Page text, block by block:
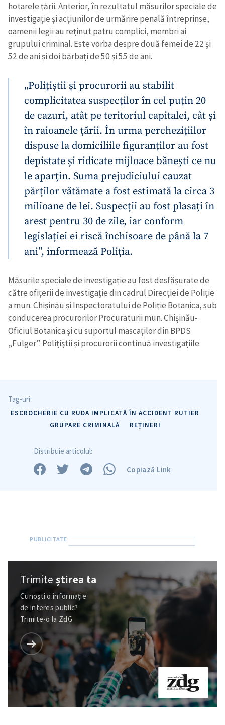
Trimite o informație
Despre ZdG
in English
на русском
hotarele țării. Anterior, în rezultatul măsurilor speciale de
investigație și acțiunilor de urmărire penală întreprinse,
oamenii legii au reținut patru complici, membri ai
grupului criminal. Este vorba despre două femei de 22 și
52 de ani și doi bărbați de 50 și 55 de ani.
„Polițiștii și procurorii au stabilit
complicitatea suspecților în cel puțin 20
de cazuri, atât pe teritoriul capitalei, cât și
în raioanele țării. În urma perchezițiilor
dispuse la domiciliile figuranților au fost
depistate și ridicate mijloace bănești ce nu
le aparțin. Suma prejudiciului cauzat
părților vătămate a fost estimată la circa 3
milioane de lei. Suspecții au fost plasați în
arest pentru 30 de zile, iar conform
legislației ei riscă închisoare de până la 7
ani”, informează Poliția.
Măsurile speciale de investigație au fost desfășurate de
către ofițerii de investigație din cadrul Direcției de Poliție
a mun. Chișinău și Inspectoratului de Poliție Botanica, sub
conducerea procurorilor Procuraturii mun. Chișinău-
Oficiul Botanica și cu suportul mascaților din BPDS
„Fulger”. Polițiștii și procurorii continuă investigațiile.
Tag-uri:
ESCROCHERIE CU RUDA IMPLICATĂ ÎN ACCIDENT RUTIER
GRUPARE CRIMINALĂ
REȚINERI
Distribuie articolul:
Copiază Link
Trimiteștirea ta
Cunoști o informație
de interes public?
Trimite-o la ZdG